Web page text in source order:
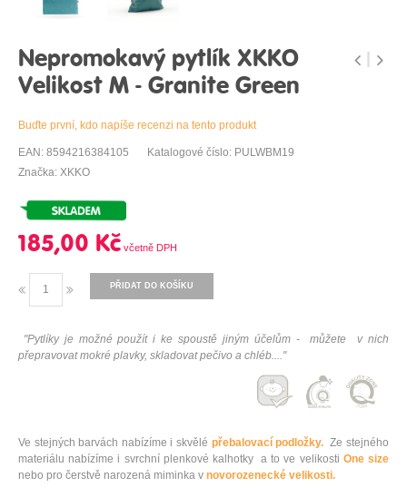
Nepromokavý pytlík XKKO
Velikost M - Granite Green
Buďte první, kdo napíše recenzi na tento produkt
EAN: 8594216384105
Katalogové číslo: PULWBM19
Značka: XKKO
185,00 Kč
PŘIDAT DO KOŠÍKU
"Pytlíky je možné použít i ke spoustě jiným účelům - můžete v nich
přepravovat mokré plavky, skladovat pečivo a chléb...."
Ve stejných barvách nabízíme i skvělé přebalovací podložky. Ze stejného
materiálu nabízíme i svrchní plenkové kalhotky a to ve velikosti One size
nebo pro čerstvě narozená miminka v novorozenecké velikosti.